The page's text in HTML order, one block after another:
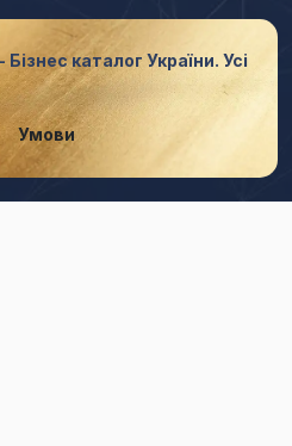
каталог України. Усі
Умови